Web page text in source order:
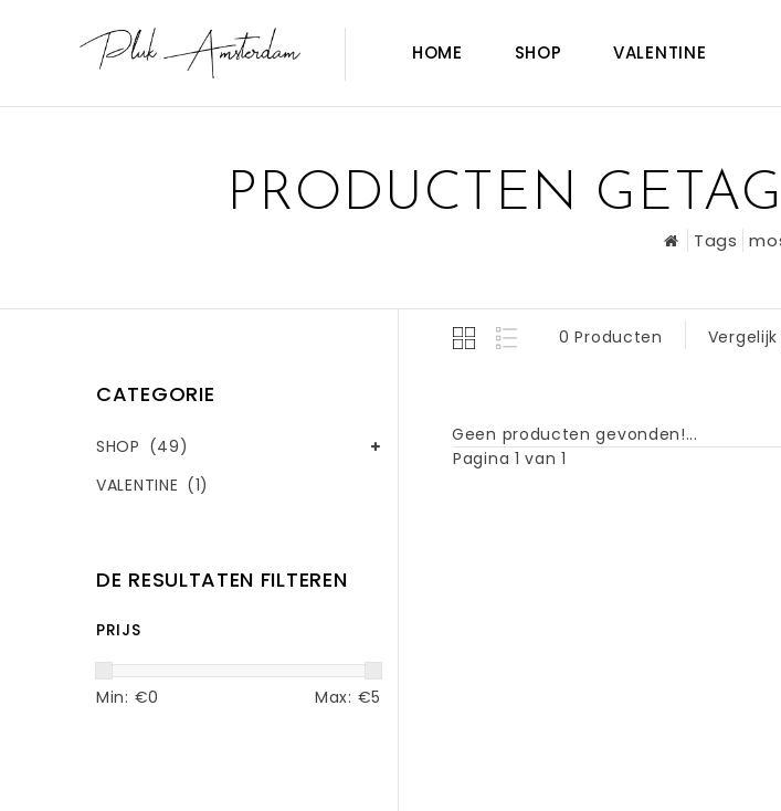
HOME SHOP VALENTINE
PRODUCTEN
Tags
CATEGORIE
SHOP (49)
VALENTINE (1)
DE RESULTATEN FILTEREN
PRIJS
Min: €0 Max: €5
0 Producten
Geen producten gevonden!...
Pagina 1 van 1